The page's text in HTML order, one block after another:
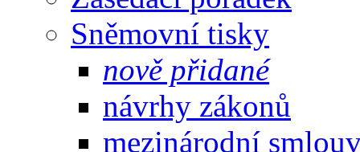
Sněmovní tisky
nově přidané
návrhy zákonů
mezinárodní